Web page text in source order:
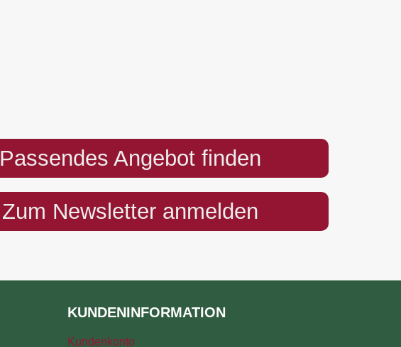
Passendes Angebot finden
Zum Newsletter anmelden
KUNDENINFORMATION
Kundenkonto